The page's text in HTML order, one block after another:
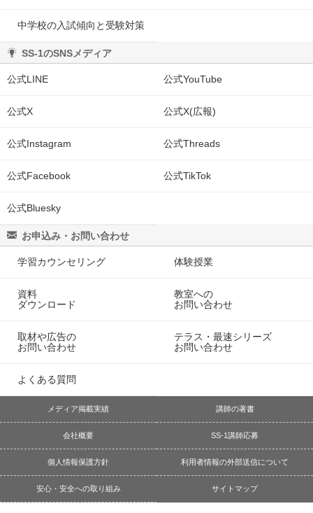
中学校の入試傾向と受験対策
SS-1のSNSメディア
公式LINE 公式YouTube
公式X 公式X(広報)
公式Instagram 公式Threads
公式Facebook 公式TikTok
公式Bluesky
お申込み・お問い合わせ
学習カウンセリング 体験授業
資料
ダウンロード
教室への
お問い合わせ
取材や広告の
お問い合わせ
テラス・最速シリーズ
お問い合わせ
よくある質問
メディア掲載実績 講師の著書
会社概要 SS-1講師応募
個人情報保護方針 利用者情報の外部送信について
安心・安全への取り組み サイトマップ